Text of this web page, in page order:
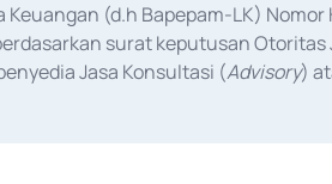
(d.h Bapepam-LK) Nomor
surat keputusan Otoritas
Jasa Konsultasi (Advisory)